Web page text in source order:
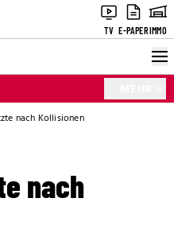
TV E-PAPERIMMO
nach Kollisionen
nach